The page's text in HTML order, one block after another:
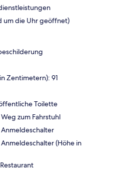
um die Uhr geöffnet)
Zentimetern): 91
Toilette
zum Fahrstuhl
(Höhe in